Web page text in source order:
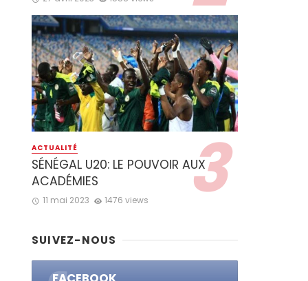
ACTUALITÉ
SÉNÉGAL U20: LE POUVOIR AUX
ACADÉMIES
11 mai 2023 1476 views
SUIVEZ-NOUS